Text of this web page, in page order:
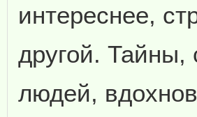
интереснее,
другой. Тайны,
людей,